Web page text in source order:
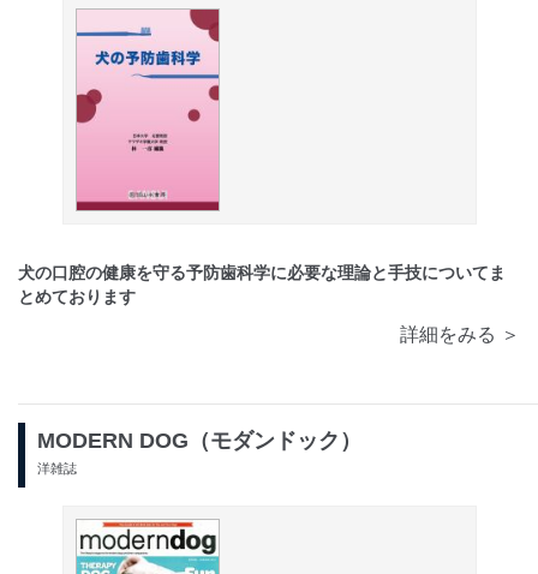
犬の口腔の健康を守る予防歯科学に必要な理論と手技についてま
とめております
詳細をみる ＞
MODERN DOG（モダンドック）
洋雑誌